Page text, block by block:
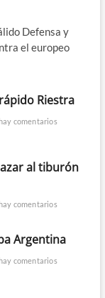
Defensa y
el europeo
Riestra
comentarios
al tiburón
comentarios
Argentina
comentarios